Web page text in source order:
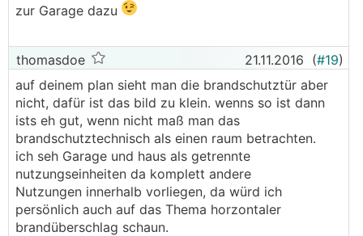
zur Garage dazu
thomasdoe 21.11.2016 (#19)
auf deinem plan sieht man die brandschutztür aber
nicht, dafür ist das bild zu klein. wenns so ist dann
ists eh gut, wenn nicht maß man das
brandschutztechnisch als einen raum betrachten.
ich seh Garage und haus als getrennte
nutzungseinheiten da komplett andere
Nutzungen innerhalb vorliegen, da würd ich
persönlich auch auf das Thema horzontaler
brandüberschlag schaun.